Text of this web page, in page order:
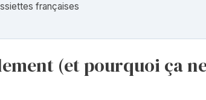
françaises
(et pourquoi ça